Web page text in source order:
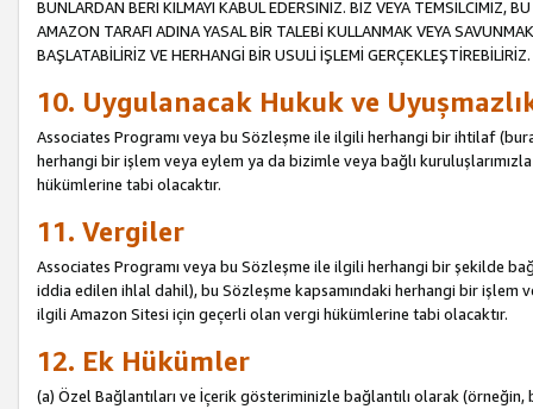
BUNLARDAN BERİ KILMAYI KABUL EDERSİNİZ. BİZ VEYA TEMSİLCİMİZ,
AMAZON TARAFI ADINA YASAL BİR TALEBİ KULLANMAK VEYA
BAŞLATABİLİRİZ VE HERHANGİ BİR USULİ İŞLEMİ GERÇEKLEŞTİREBİLİRİZ.
10. Uygulanacak Hukuk ve
Associates Programı veya bu Sözleşme ile ilgili herhangi bir ihtilaf
herhangi bir işlem veya eylem ya da bizimle veya bağlı
hükümlerine tabi olacaktır.
11. Vergiler
Associates Programı veya bu Sözleşme ile ilgili herhangi bir şekilde
iddia edilen ihlal dahil), bu Sözleşme kapsamındaki herhangi bir işlem
ilgili Amazon Sitesi için geçerli olan vergi hükümlerine tabi olacaktır.
12. Ek Hükümler
(a) Özel Bağlantıları ve İçerik gösteriminizle bağlantılı olarak